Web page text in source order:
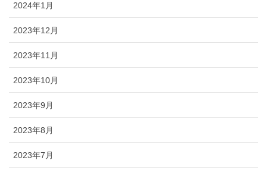
2024年1月
2023年12月
2023年11月
2023年10月
2023年9月
2023年8月
2023年7月